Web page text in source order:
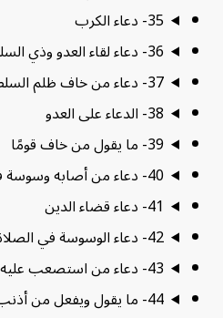
35- دعاء الكرب
36- دعاء لقاء العدو وذي السلطان
37- دعاء من خاف ظلم السلطان
38- الدعاء على العدو
39- ما يقول من خاف قومًا
40- دعاء من أصابه وسوسة في الإيمان
41- دعاء قضاء الدين
42- دعاء الوسوسة في الصلاة والقراءة
43- دعاء من استصعب عليه أمر
44- ما يقول ويفعل من أذنب ذنبًا